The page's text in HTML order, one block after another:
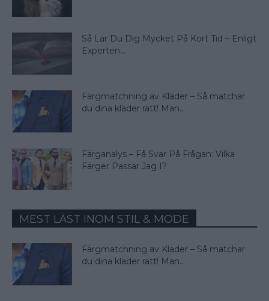
Så Lär Du Dig Mycket På Kort Tid – Enligt
Experten...
Färgmatchning av Kläder – Så matchar
du dina kläder rätt! Man...
Färganalys – Få Svar På Frågan: Vilka
Färger Passar Jag I?
MEST LÄST INOM STIL & MODE
Färgmatchning av Kläder – Så matchar
du dina kläder rätt! Man...